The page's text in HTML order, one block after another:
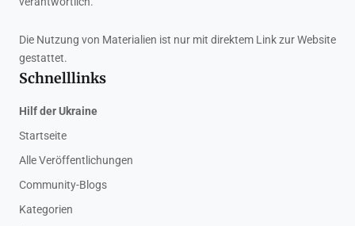
Die Nutzung von Materialien ist nur mit direktem Link zur Website
gestattet.
Schnelllinks
Hilf der Ukraine
Startseite
Alle Veröffentlichungen
Community-Blogs
Kategorien